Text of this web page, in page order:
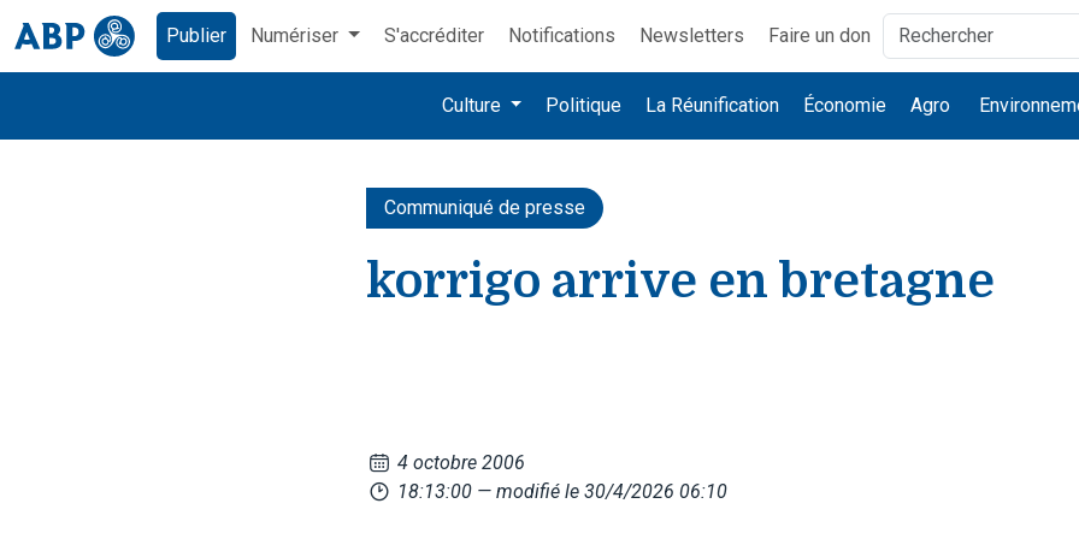
Publier Numériser S'accréditer Notifications Newsletters Faire un don
Culture Politique La Réunification Économie Agro
Communiqué de presse
korrigo arrive en bretagne
4 octobre 2006
18:13:00 — modifié le 30/4/2026 06:10